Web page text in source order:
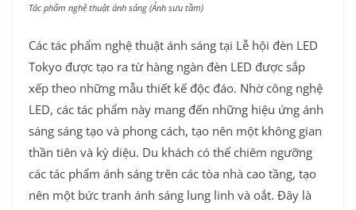
Tác phẩm nghệ thuật ánh sáng (Ảnh sưu tầm)
Các tác phẩm nghệ thuật ánh sáng tại Lễ hội đèn LED
Tokyo được tạo ra từ hàng ngàn đèn LED được sắp
xếp theo những mẫu thiết kế độc đáo. Nhờ công nghệ
LED, các tác phẩm này mang đến những hiệu ứng ánh
sáng sáng tạo và phong cách, tạo nên một không gian
thần tiên và kỳ diệu. Du khách có thể chiêm ngưỡng
các tác phẩm ánh sáng trên các tòa nhà cao tầng, tạo
nên một bức tranh ánh sáng lung linh và oắt. Đây là